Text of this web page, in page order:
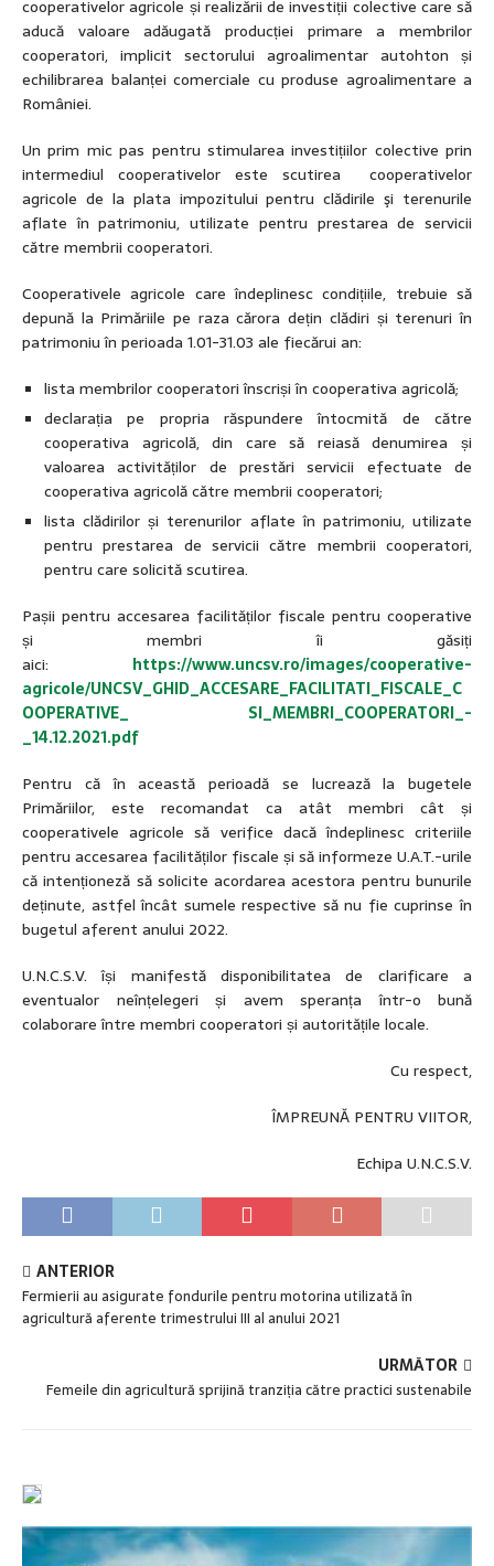
cooperativelor agricole și realizării de investiții colective care să
aducă valoare adăugată producției primare a membrilor
cooperatori, implicit sectorului agroalimentar autohton și
echilibrarea balanței comerciale cu produse agroalimentare a
României.
Un prim mic pas pentru stimularea investițiilor colective prin
intermediul cooperativelor este scutirea cooperativelor
agricole de la plata impozitului pentru clădirile şi terenurile
aflate în patrimoniu, utilizate pentru prestarea de servicii
către membrii cooperatori.
Cooperativele agricole care îndeplinesc condițiile, trebuie să
depună la Primăriile pe raza cărora dețin clădiri și terenuri în
patrimoniu în perioada 1.01-31.03 ale fiecărui an:
lista membrilor cooperatori înscriși în cooperativa agricolă;
declarația pe propria răspundere întocmită de către
cooperativa agricolă, din care să reiasă denumirea și
valoarea activităților de prestări servicii efectuate de
cooperativa agricolă către membrii cooperatori;
lista clădirilor și terenurilor aflate în patrimoniu, utilizate
pentru prestarea de servicii către membrii cooperatori,
pentru care solicită scutirea.
Pașii pentru accesarea facilităților fiscale pentru cooperative
și membri îi găsiți
aici: https://www.uncsv.ro/images/cooperative-
agricole/UNCSV_GHID_ACCESARE_FACILITATI_FISCALE_C
OOPERATIVE_ SI_MEMBRI_COOPERATORI_-
_14.12.2021.pdf
Pentru că în această perioadă se lucrează la bugetele
Primăriilor, este recomandat ca atât membri cât și
cooperativele agricole să verifice dacă îndeplinesc criteriile
pentru accesarea facilităților fiscale și să informeze U.A.T.-urile
că intenționeză să solicite acordarea acestora pentru bunurile
deținute, astfel încât sumele respective să nu fie cuprinse în
bugetul aferent anului 2022.
U.N.C.S.V. își manifestă disponibilitatea de clarificare a
eventualor neînțelegeri și avem speranța într-o bună
colaborare între membri cooperatori și autoritățile locale.
Cu respect,
ÎMPREUNĂ PENTRU VIITOR,
Echipa U.N.C.S.V.
ANTERIOR
Fermierii au asigurate fondurile pentru motorina utilizată în
agricultură aferente trimestrului III al anului 2021
URMĂTOR
Femeile din agricultură sprijină tranziția către practici sustenabile